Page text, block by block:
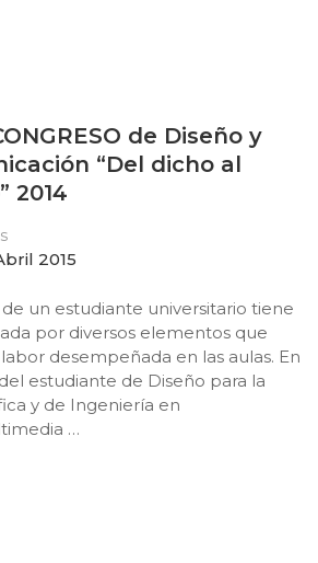
de Diseño y
“Del dicho al
2014
2015
un estudiante universitario tiene
por diversos elementos que
desempeñada en las aulas. En
estudiante de Diseño para la
y de Ingeniería en
…